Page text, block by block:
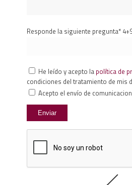
Responde la siguiente pregunta*
He leído y acepto la política de
condiciones del tratamiento de mis
Acepto el envío de